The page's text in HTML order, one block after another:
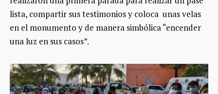
lista, compartir sus testimonios y coloca unas velas
en el monumento y de manera simbólica “encender
una luz en sus casos”.